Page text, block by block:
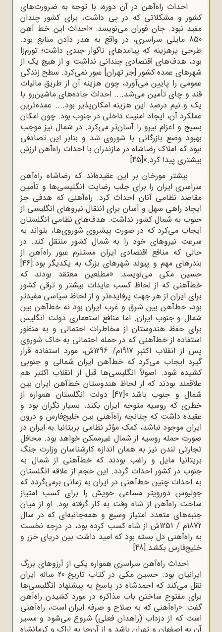
احداث راه‌آهن در آن دوره، با توجه به ضرورت‌های
کشور و مشکلاتی که در پی داشت، برای کشور چندان
مفید نبود. جان فوران می‌نویسد: «احداث این خط آهن
850 مایلی سراسری، در واقع به هدر دادن منابع بود.
طرحی پرهزینه که پیامدهای ناگوار چندی داشت؛ تورم‌زا
بود، هدف‌های اقتصادی چندانی نداشت و از هیچ یک از
شهرهای عمده کشور [جز تهران] عبور نمی‌کرد. سطح زندگی
عمومی را پایین می‌آورد، چون هزینه آن از طریق مالیات
قند و چای تأمین می‌شد.... احداث جاده‌های ماشین‌رو با
یک و نیم درصد این هزینه امکان‌پذیر بود.... عمده‌ترین
عملکرد آن، ایجاد امنیت داخلی در جنوب بود. چون امکان
بسیج و اعزام نیرو را آسان‌تر می‌کرد. در شمال نیز موجب
بهبود وضع بازرگانی با شوروی شد و بنابر این تصادفی
نبود که املاک رضاشاه در مازندران با احداث راه‌آهن ارزش
بیشتری پیدا کرد.»[45]
بیشتر مورخان بر این عقیده‌اند که رضاشاه راه‌آهن
سراسری ایران را برای جلب رضایت انگلیسی‌ها و تأمین
مقاصد نظامی آنان احداث کرد. راه‌آهنی که هدفی جز
ایجاد راهی سهل و آسان برای انتقال نیروهای انگلیسی از
جنوب به شمال کشور نداشت. هدف‌های نظامی انگلستان
ایجاب می‌کرد که در صورت پیشروی شوروی‌ها، بتواند به
سرعت نیروهای خود را به شمال کشور منتقل کند. در
حالی که منافع اقتصادی ایران مستلزم عبور راه‌آهن از
بندرهای مهم و پیوند شهرهای بزرگ به یکدیگر بود.[46]
حسین مکی می‌نویسد: «مطلعین معتقد بودند که
خط‌آهنی که از لحاظ کسب عایدات بیشتر و ترقی کشور
برای ایران از هر جهت پرفایده‌تر و از لحاظ سیاسی مفیدتر
بود، خط‌آهن بین شرق و غرب ایران بود نه خط‌آهن بین
شمال و جنوب ایران. اما منافع استعماری دولت انگلیس
برای حفظ هندوستان از مخاطرات احتمالی و به منظور
استفاده از خط‌آهنی که در حمله احتمالی به خاک شوروی
پس از انقلاب اکتبر 1917م/ 1296ش، مورد استفاده قرار
گیرد ایجاب می‌کرد که خط‌آهن ایران شمالی و جنوبی
کشیده شود. اصولاً انگلیسی‌ها قبل از انقلاب اکتبر هم
علاقمند بودند که از لحاظ هندوستان خط‌آهن ایران بین
شمال و جنوب باشد.»[47]
دولت انگلستان همواره از
خطری که روسیه متوجه ایران بکند، بسیار نگران بود و
عقیده داشت که چنانچه راه‌آهنی بین خلیج‌فارس و درون
ایران موجود نباشد، کمک مؤثر نظامی بریتانیا به ایران در
صورت حمله روسیه از شمال غیرممکن خواهد بود. محافل
تجارتی لندن نیز به همان اندازه کارشناسان وزارت جنگ
بریتانیا مایل و راغب بودند که خط‌آهنی از شمال به
جنوب در کشور احداث گردد. این حجم از علاقه انگلستان
به احداث چنین خط‌آهنی در ایران به زمانی برمی‌گردد که
جولیوس دورویتر مساعی خویش را برای کسب امتیاز
ساخت راه‌آهن از شاه وقت به کار گرفته بود. او از میان
جنبه‌های متعدد امتیاز وسیع و همه‌جانبه‌ای که در سال
1872م / 1251ش از شاه کسب کرده بود، در درجه نخست
به راه‌آهنی دل بسته بود که امید داشت بین دریای خزر و
خلیج‌فارس بکشد.[48]
احداث راه‌آهن سراسری همواره یکی از آرزوهای بزرگ
ایرانیان بود. حسین مکی در کتاب تاریخ 20 ساله ایران
نقل می‌کند که احمدشاه در پاسخ به پیشنهاد انگلیسی‌ها
برای مفتوح ساختن باب مذاکره در مورد کشیدن راه‌آهن
گفت: «راه‌آهنی که به صلاح و صرفه ایران است، راه‌آهنی
است که از دزداب (زاهدان فعلی) شروع می‌شود و مسیر
آن به اصفهان و تهران باشد و از آن‌جا به اراک و کرمانشاه